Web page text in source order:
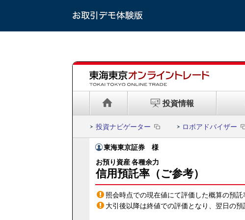
投資情報
投資ナビゲーター ロボアドバイザー
東海東京証券 様
お預り資産 各種余力
信用預託率（ご参考）
照会時点での現在値にて評価した概算の預託
大引後以降は終値での評価となり、翌日の